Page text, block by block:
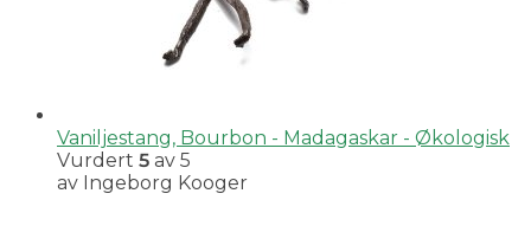
Vaniljestang, Bourbon - Madagaskar - Økologisk
Vurdert 5 av 5
av Ingeborg Kooger